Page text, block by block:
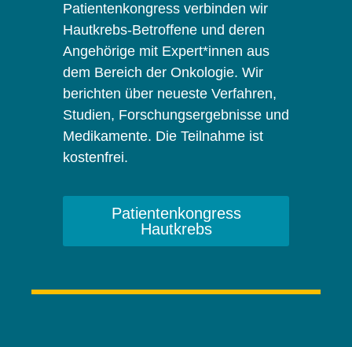
Patientenkongress verbinden wir
Hautkrebs-Betroffene und deren
Angehörige mit Expert*innen aus
dem Bereich der Onkologie. Wir
berichten über neueste Verfahren,
Studien, Forschungsergebnisse und
Medikamente. Die Teilnahme ist
kostenfrei.
Patientenkongress
Hautkrebs